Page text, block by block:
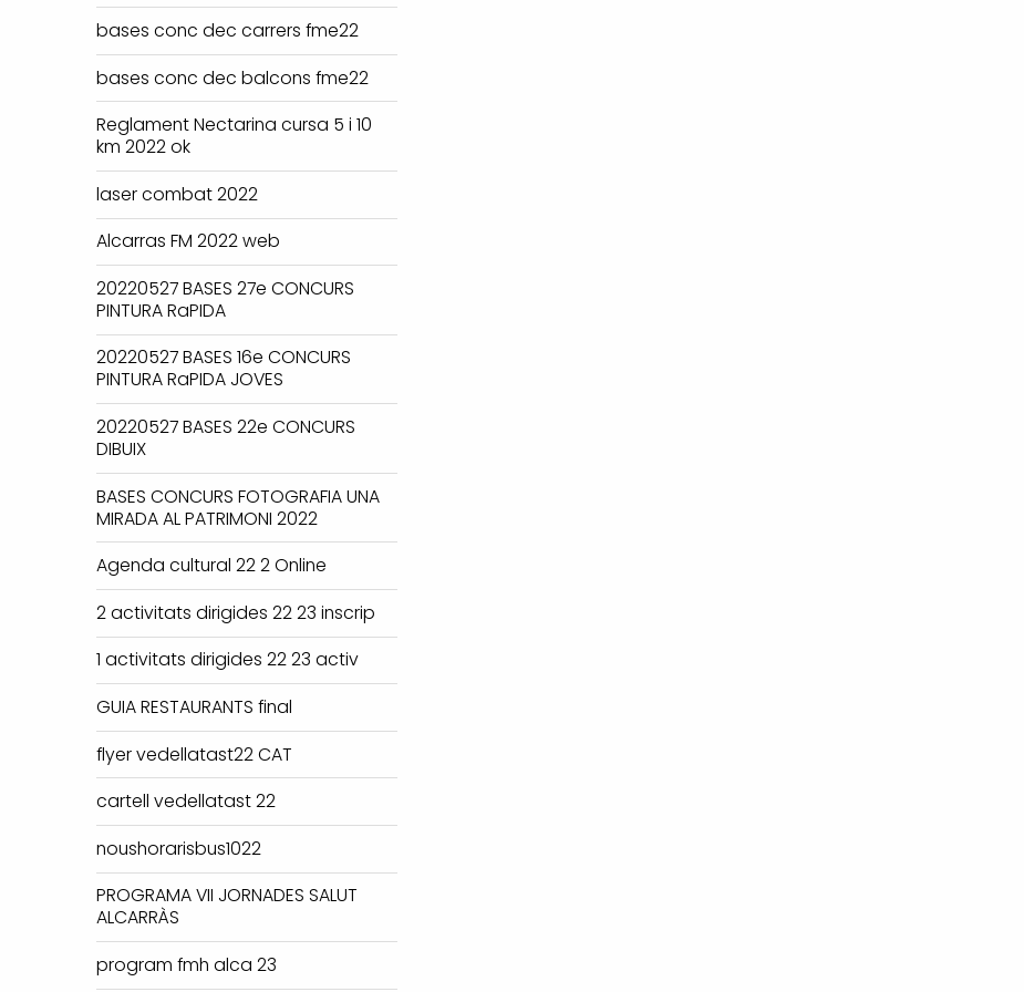
bases conc dec carrers fme22
bases conc dec balcons fme22
Reglament Nectarina cursa 5 i 10
km 2022 ok
laser combat 2022
Alcarras FM 2022 web
20220527 BASES 27e CONCURS
PINTURA RaPIDA
20220527 BASES 16e CONCURS
PINTURA RaPIDA JOVES
20220527 BASES 22e CONCURS
DIBUIX
BASES CONCURS FOTOGRAFIA UNA
MIRADA AL PATRIMONI 2022
Agenda cultural 22 2 Online
2 activitats dirigides 22 23 inscrip
1 activitats dirigides 22 23 activ
GUIA RESTAURANTS final
flyer vedellatast22 CAT
cartell vedellatast 22
noushorarisbus1022
PROGRAMA VII JORNADES SALUT
ALCARRÀS
program fmh alca 23